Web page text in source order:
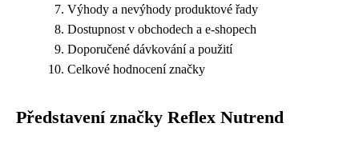
Výhody a nevýhody produktové řady
Dostupnost v obchodech a e-shopech
Doporučené dávkování a použití
Celkové hodnocení značky
Představení značky Reflex Nutrend